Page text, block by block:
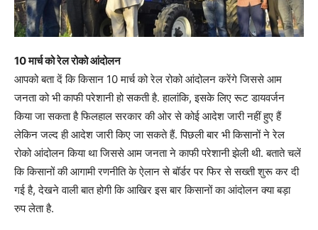
10 मार्च को रेल रोको आंदोलन
आपको बता दें कि किसान 10 मार्च को रेल रोको आंदोलन करेंगे जिससे आम
जनता को भी काफी परेशानी हो सकती है. हालांकि, इसके लिए रूट डायवर्जन
किया जा सकता है फिलहाल सरकार की ओर से कोई आदेश जारी नहीं हुए हैं
लेकिन जल्द ही आदेश जारी किए जा सकते हैं. पिछली बार भी किसानों ने रेल
रोको आंदोलन किया था जिससे आम जनता ने काफी परेशानी झेली थी. बताते चलें
कि किसानों की आगामी रणनीति के ऐलान से बॉर्डर पर फिर से सख्ती शुरू कर दी
गई है, देखने वाली बात होगी कि आखिर इस बार किसानों का आंदोलन क्या बड़ा
रुप लेता है.